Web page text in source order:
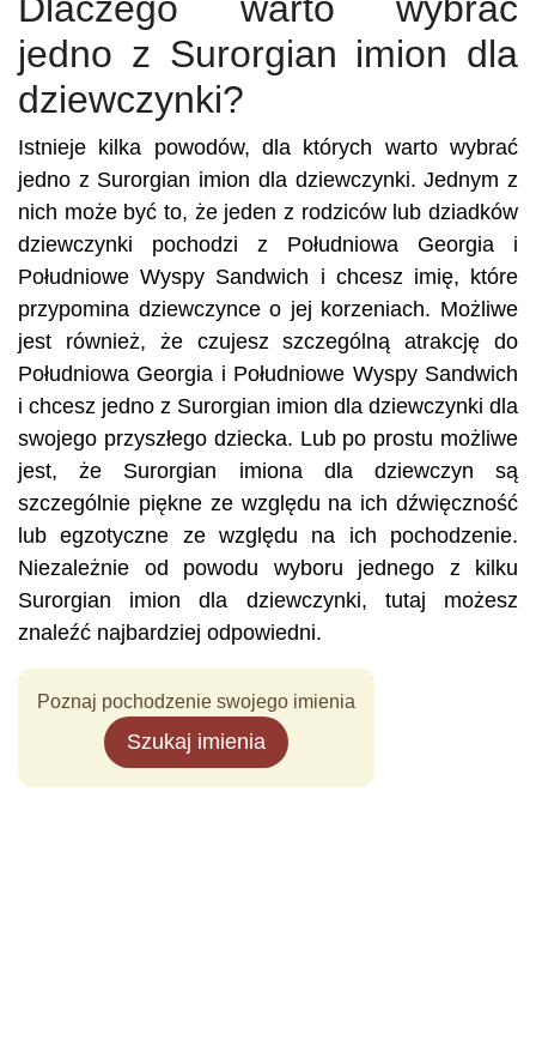
jedno z Surorgian imion dla
dziewczynki?
Istnieje kilka powodów, dla których warto wybrać
jedno z Surorgian imion dla dziewczynki. Jednym z
nich może być to, że jeden z rodziców lub dziadków
dziewczynki pochodzi z Południowa Georgia i
Południowe Wyspy Sandwich i chcesz imię, które
przypomina dziewczynce o jej korzeniach. Możliwe
jest również, że czujesz szczególną atrakcję do
Południowa Georgia i Południowe Wyspy Sandwich
i chcesz jedno z Surorgian imion dla dziewczynki dla
swojego przyszłego dziecka. Lub po prostu możliwe
jest, że Surorgian imiona dla dziewczyn są
szczególnie piękne ze względu na ich dźwięczność
lub egzotyczne ze względu na ich pochodzenie.
Niezależnie od powodu wyboru jednego z kilku
Surorgian imion dla dziewczynki, tutaj możesz
znaleźć najbardziej odpowiedni.
Poznaj pochodzenie swojego imienia
Szukaj imienia